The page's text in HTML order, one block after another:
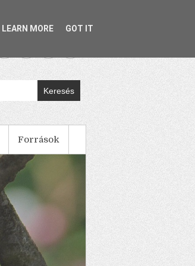
Keresés
Források
LEARN MORE GOT IT